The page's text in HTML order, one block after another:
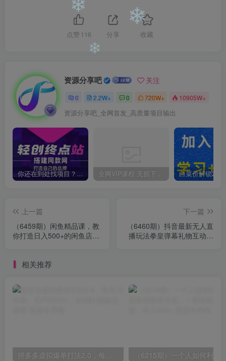
点赞 116 分享 收藏
资源分享吧 关注
0 2.2W+ 0 720W+ 10905W+
资源分享吧_全网首发_高质量项目输出
你还在到处找项目？还在当韭菜？我靠卖项目一个月收入5万+，曾经我也是个失败者。 全网VIP课程 无损下载~
上一篇
（6459期）闲鱼精品课，教
你打造日入500+的闲鱼店
下一篇
（6460期）抖音最新无人直
播玩法拳皇弹幕礼物互动小
相关推荐
拼多多虚拟爆单打法2.0，每天10分钟，月产5000+，从0到1赚收益教程
❄ ❄